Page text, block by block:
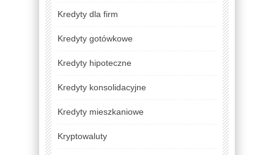
Kredyty dla firm
Kredyty gotówkowe
Kredyty hipoteczne
Kredyty konsolidacyjne
Kredyty mieszkaniowe
Kryptowaluty